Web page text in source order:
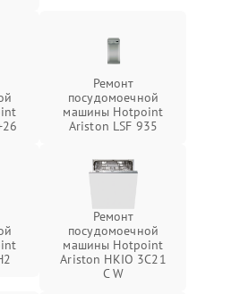
Ремонт
посудомоечной
машины Hotpoint
Ariston LSF 935
Ремонт
посудомоечной
машины Hotpoint
Ariston HKIO 3C21
C W